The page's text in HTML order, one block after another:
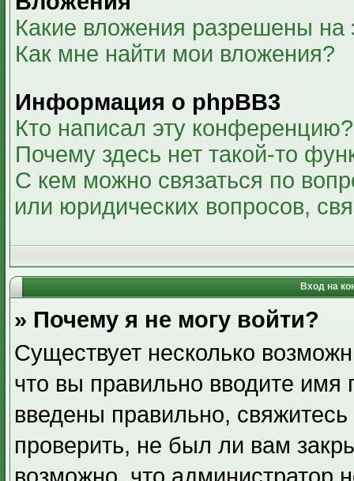
Какие вложения разрешены на
Как мне найти мои вложения?
Информация о phpBB3
Кто написал эту конференцию?
Почему здесь нет такой-то
С кем можно связаться по
или юридических вопросов,
Вход на
» Почему я не могу войти?
Существует несколько
что вы правильно вводите
введены правильно,
проверить, не был ли вам